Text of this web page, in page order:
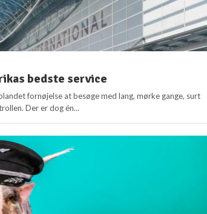
bedste service
fornøjelse at besøge med lang, mørke gange, surt
Der er dog én...